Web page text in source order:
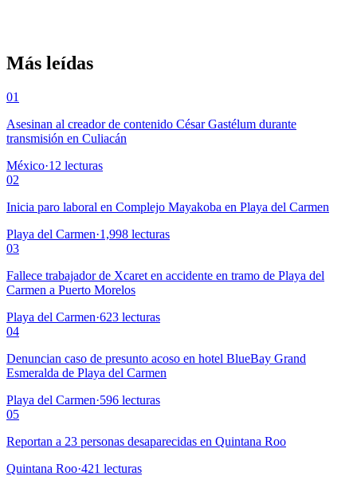
Más leídas
01
Asesinan al creador de contenido César Gastélum durante
transmisión en Culiacán
México·12 lecturas
02
Inicia paro laboral en Complejo Mayakoba en Playa del Carmen
Playa del Carmen·1,998 lecturas
03
Fallece trabajador de Xcaret en accidente en tramo de Playa del
Carmen a Puerto Morelos
Playa del Carmen·623 lecturas
04
Denuncian caso de presunto acoso en hotel BlueBay Grand
Esmeralda de Playa del Carmen
Playa del Carmen·596 lecturas
05
Reportan a 23 personas desaparecidas en Quintana Roo
Quintana Roo·421 lecturas